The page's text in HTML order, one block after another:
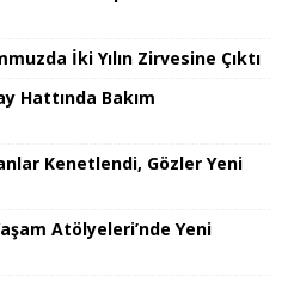
İki Yılın Zirvesine Çıktı
Hattında Bakım
Kenetlendi, Gözler Yeni
Atölyeleri’nde Yeni